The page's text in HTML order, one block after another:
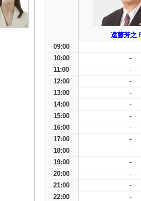
遠藤芳之
09:00
-
10:00
-
11:00
-
12:00
-
13:00
-
14:00
-
15:00
-
16:00
-
17:00
-
18:00
-
19:00
-
20:00
-
21:00
-
22:00
-